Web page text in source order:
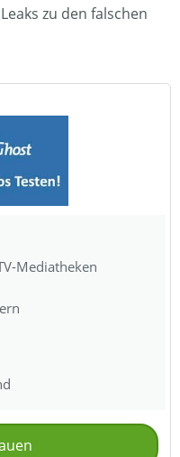
zu den falschen
Mediatheken